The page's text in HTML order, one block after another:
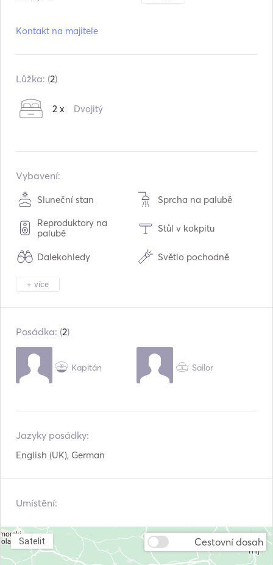
Přestavba v:
Typ paliva: Diesel
Kontakt na majitele
Lůžka: (2)
2 x Dvojitý
Vybavení:
Sluneční stan Sprcha na palubě
Reproduktory na
palubě
Stůl v kokpitu
Dalekohledy Světlo pochodně
Mrazák
Mp3 přehrávač / rádio
/ CD
+ více
Posádka: (2)
Kapitán Sailor
Jazyky posádky:
English (UK), German
Umístění:
Cestovní dosah
Satelit